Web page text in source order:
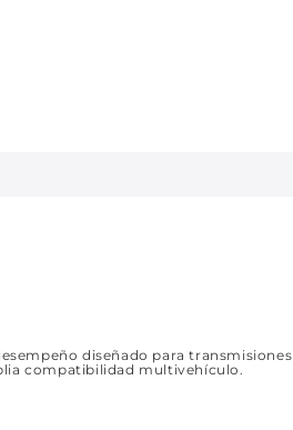
diseñado para transmisiones
compatibilidad multivehículo.